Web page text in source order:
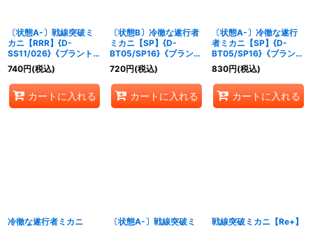
〔状態A-〕戦線突破ミ
カニ【RRR】{D-
SS11/026}《ブラントゲ
ートダークステイツ》
740円(税込)
カートに入れる
〔状態B〕冷徹な遂行者
ミカニ【SP】{D-
BT05/SP16}《ブラント
ゲート/ダークステイ
ツ》
720円(税込)
カートに入れる
〔状態A-〕冷徹な遂行
者ミカニ【SP】{D-
BT05/SP16}《ブラント
ゲート/ダークステイ
ツ》
830円(税込)
カートに入れる
冷徹な遂行者ミカニ
〔状態A-〕戦線突破ミ
戦線突破ミカニ【Re+】